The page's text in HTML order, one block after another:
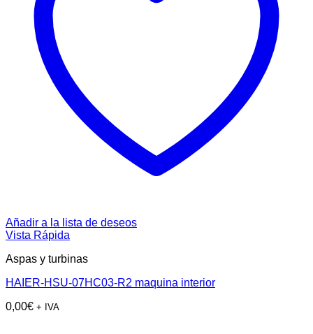
Añadir a la lista de deseos
Vista Rápida
Aspas y turbinas
HAIER-HSU-07HC03-R2 maquina interior
0,00€ + IVA